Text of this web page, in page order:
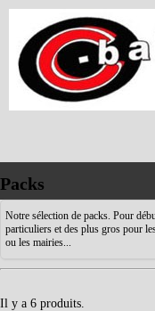
Packs
Notre sélection de packs. Pour
particuliers et des plus gros pour
ou les mairies...
Il y a 6 produits.